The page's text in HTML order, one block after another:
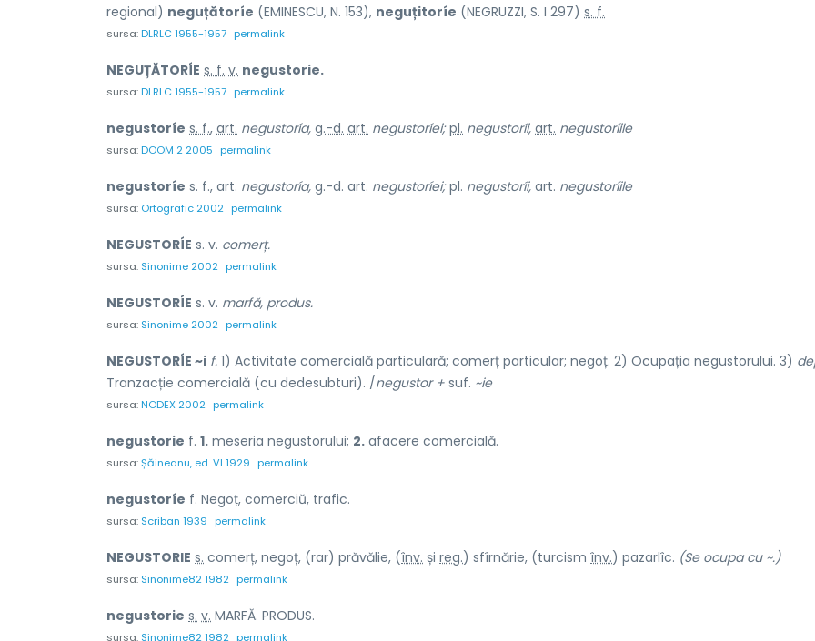
regional) neguțătoríe (EMINESCU, N. 153), neguțitoríe (NEGRUZZI, S. I 297) s. f.
sursa:DLRLC 1955-1957 permalink
NEGUȚĂTORÍE s. f. v. negustorie.
sursa:DLRLC 1955-1957 permalink
negustoríe s. f., art. negustoría, g.-d. art. negustoríei; pl. negustoríi, art. negustoríile
sursa:DOOM 2 2005 permalink
negustoríe s. f., art. negustoría, g.-d. art. negustoríei;pl. negustoríi, art. negustoríile
sursa: Ortografic 2002 permalink
NEGUSTORÍE s. v. comerț.
sursa: Sinonime 2002 permalink
NEGUSTORÍE s. v. marfă, produs.
sursa: Sinonime 2002 permalink
NEGUSTORÍE ~i f. 1) Activitate comercială particulară; comerț particular; negoț. 2) Ocupația negustorului. 3)
Tranzacție comercială (cu dedesubturi). /negustor + suf. ~ie
sursa:NODEX 2002 permalink
negustorie f. 1. meseria negustorului; 2. afacere comercială.
sursa:Șăineanu, ed. VI 1929 permalink
negustoríe f. Negoț, comerciŭ, trafic.
sursa: Scriban 1939 permalink
NEGUSTORIE s. comerț, negoț, (rar) prăvălie, (înv. și reg.) sfîrnărie, (turcism înv.) pazarlîc. (Se ocupa cu ~.)
sursa: Sinonime82 1982 permalink
negustorie s. v. MARFĂ. PRODUS.
sursa: Sinonime82 1982 permalink